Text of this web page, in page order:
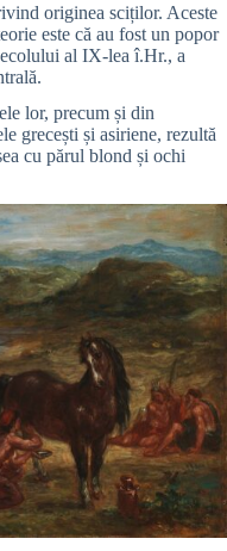
originea sciților. Aceste
este că au fost un popor
al IX-lea î.Hr., a
lor, precum și din
grecești și asiriene, rezultă
cu părul blond și ochi